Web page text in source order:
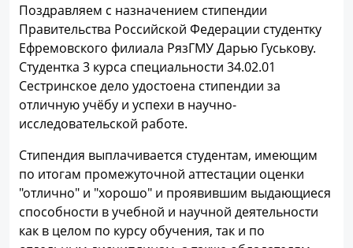
Поздравляем с назначением стипендии
Правительства Российской Федерации студентку
Ефремовского филиала РязГМУ Дарью Гуськову.
Студентка 3 курса специальности 34.02.01
Сестринское дело удостоена стипендии за
отличную учёбу и успехи в научно-
исследовательской работе.
Стипендия выплачивается студентам, имеющим
по итогам промежуточной аттестации оценки
"отлично" и "хорошо" и проявившим выдающиеся
способности в учебной и научной деятельности
как в целом по курсу обучения, так и по